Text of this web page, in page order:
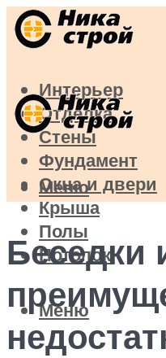
Интерьер
Отделка
Стены
Фундамент
Окна и двери
Крыша
Полы
Потолок
Меню
Меню
Беседки